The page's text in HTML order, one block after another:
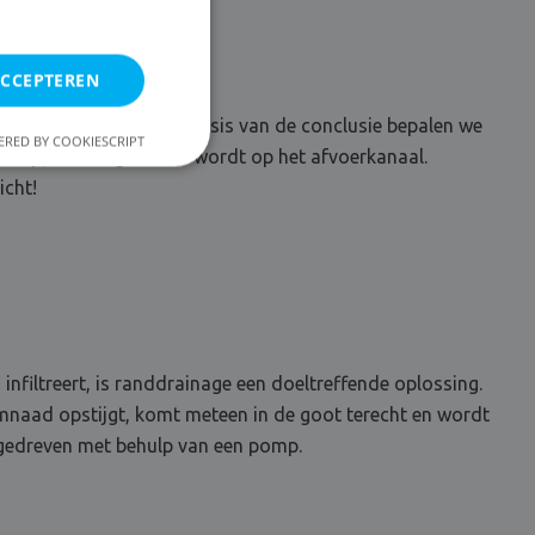
vochtdiagnose. Op basis van de conclusie bepalen we
die aangesloten wordt op het afvoerkanaal.
infiltreert, is randdrainage een doeltreffende oplossing.
opstijgt, komt meteen in de goot terecht en wordt
met behulp van een pomp.
BY COOKIESCRIPT